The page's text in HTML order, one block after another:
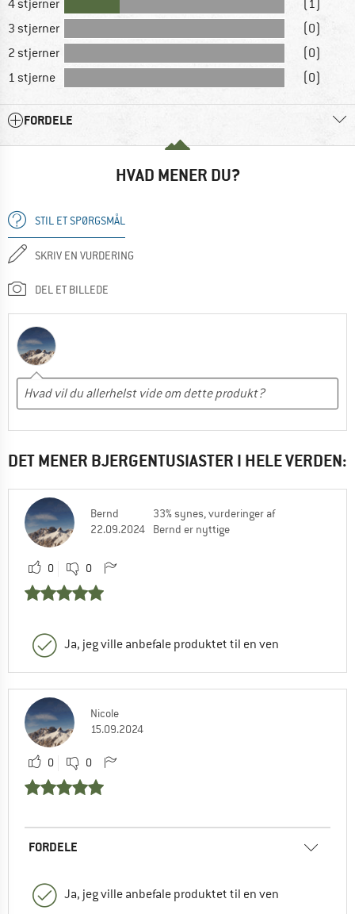
4 stjerner
(1)
3 stjerner
(0)
2 stjerner
(0)
1 stjerne
(0)
FORDELE
HVAD MENER DU?
STIL ET SPØRGSMÅL
SKRIV EN VURDERING
DEL ET BILLEDE
DET MENER BJERGENTUSIASTER I HELE VERDEN:
Bernd
22.09.2024
33% synes, vurderinger af
Bernd er nyttige
0 0
Ja, jeg ville anbefale produktet til en ven
Nicole
15.09.2024
0 0
FORDELE
Ja, jeg ville anbefale produktet til en ven